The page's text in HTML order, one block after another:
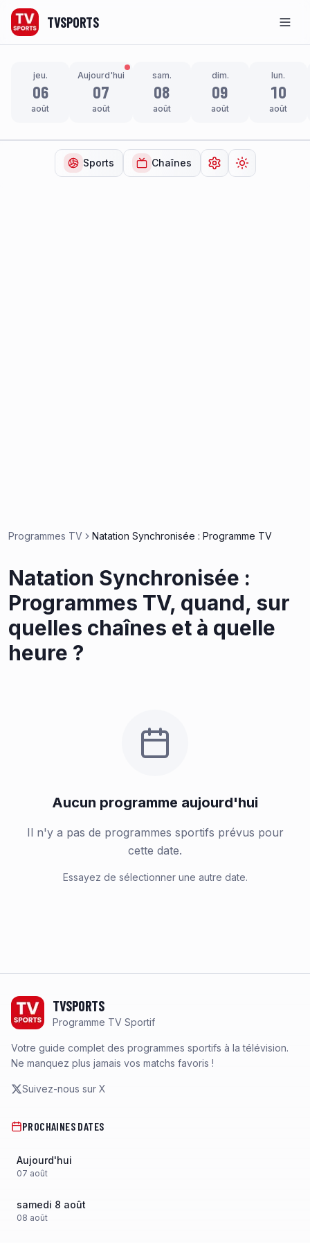
TVSPORTS
jeu.
06
août
Aujourd'hui
07
août
sam.
08
août
dim.
09
août
lun.
10
août
Sports Chaînes Ouvrir lesChanger de
Programmes TV Natation Synchronisée : Programme TV
Natation Synchronisée :
Programmes TV, quand, sur
quelles chaînes et à quelle
heure ?
Aucun programme aujourd'hui
Il n'y a pas de programmes sportifs prévus pour
cette date.
Essayez de sélectionner une autre date.
TVSPORTS
Programme TV Sportif
Votre guide complet des programmes sportifs à la télévision.
Ne manquez plus jamais vos matchs favoris !
Suivez-nous sur X
PROCHAINES DATES
Aujourd'hui
07 août
samedi 8 août
08 août